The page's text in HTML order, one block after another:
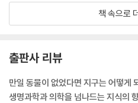
수적이라고 할 수 있다. 생명공학의
역사적인 수확들은 오늘날 인류의 미
하고 있다.
---「1부 | 지구 공동체를 위한 생명과
책 속으로
출판사 리뷰
만일 동물이 없었다면 지구는 어떻게
생명과학과 의학을 넘나드는 지식의